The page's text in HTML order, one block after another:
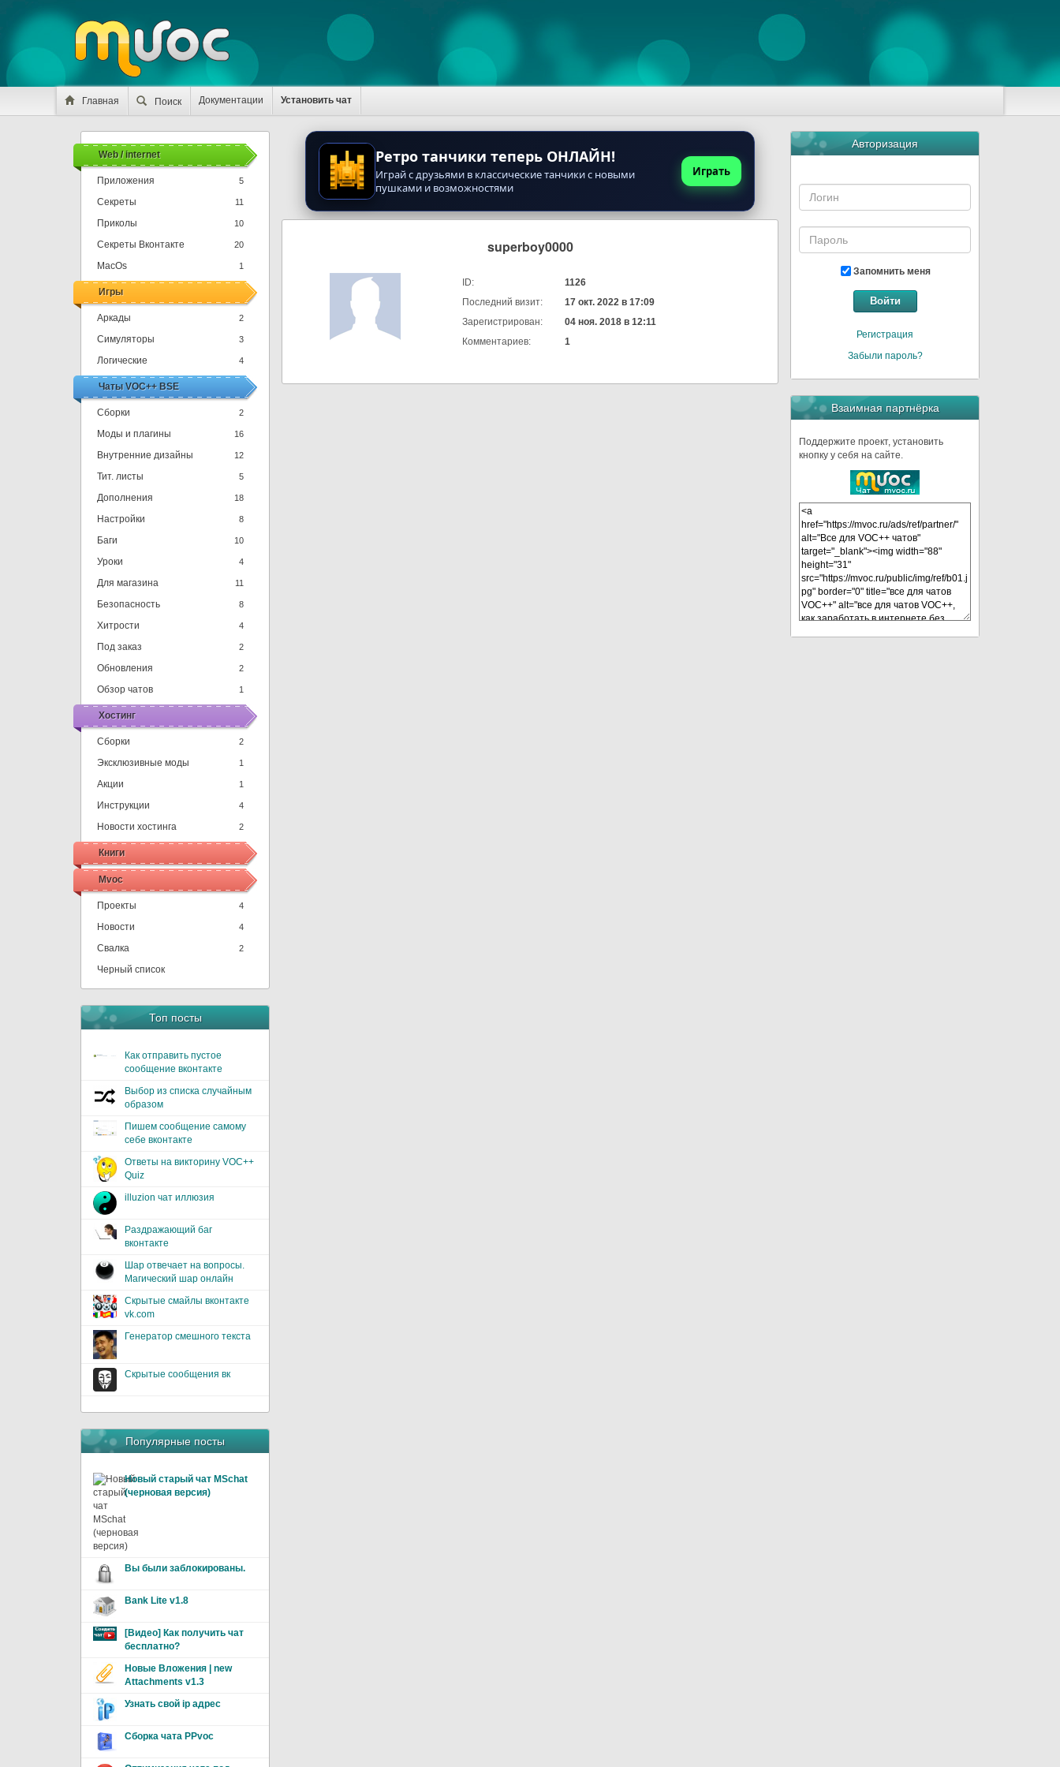
Главная Поиск Документации Установить чат
Web / internet
Приложения 5
Секреты 11
Приколы 10
Секреты Вконтакте 20
MacOs 1
Игры
Аркады 2
Симуляторы 3
Логические 4
Чаты VOC++ BSE
Сборки 2
Моды и плагины 16
Внутренние дизайны 12
Тит. листы 5
Дополнения 18
Настройки 8
Баги 10
Уроки 4
Для магазина 11
Безопасность 8
Хитрости 4
Под заказ 2
Обновления 2
Обзор чатов 1
Хостинг
Сборки 2
Эксклюзивные моды 1
Акции 1
Инструкции 4
Новости хостинга 2
Книги
Mvoc
Проекты 4
Новости 4
Свалка 2
Черный список
Топ посты
Как отправить пустое
сообщение вконтакте
Выбор из списка случайным
образом
Пишем сообщение самому
себе вконтакте
Ответы на викторину VOC++
Quiz
illuzion чат иллюзия
Раздражающий баг
вконтакте
Шар отвечает на вопросы.
Магический шар онлайн
Скрытые смайлы вконтакте
vk.com
Генератор смешного текста
Скрытые сообщения вк
Популярные посты
Новый старый чат MSchat
(черновая версия)
Вы были заблокированы.
Bank Lite v1.8
[Видео] Как получить чат
бесплатно?
Новые Вложения | new
Attachments v1.3
Узнать свой ip адрес
Сборка чата PPvoc
Ретро танчики теперь ОНЛАЙН!
Играй с друзьями в классические танчики с новыми
пушками и возможностями
Играть
superboy0000
ID:
1126
Последний визит:
17 окт. 2022 в 17:09
Зарегистрирован:
04 ноя. 2018 в 12:11
Комментариев:
1
Авторизация
Запомнить меня
Войти
Регистрация
Забыли пароль?
Взаимная партнёрка
Поддержите проект, установить
кнопку у себя на сайте.